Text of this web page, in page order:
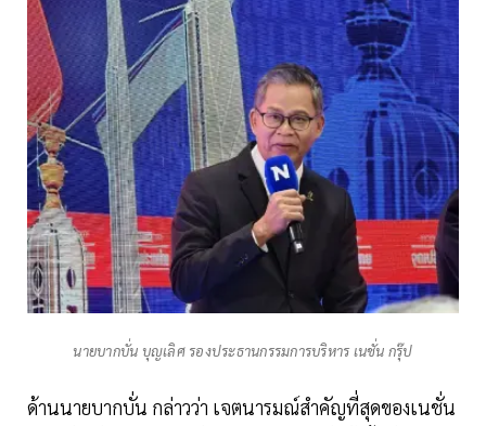
นายบากบั่น บุญเลิศ รองประธานกรรมการบริหาร เนชั่น กรุ๊ป
ด้านนายบากบั่น กล่าวว่า เจตนารมณ์สำคัญที่สุดของเนชั่น